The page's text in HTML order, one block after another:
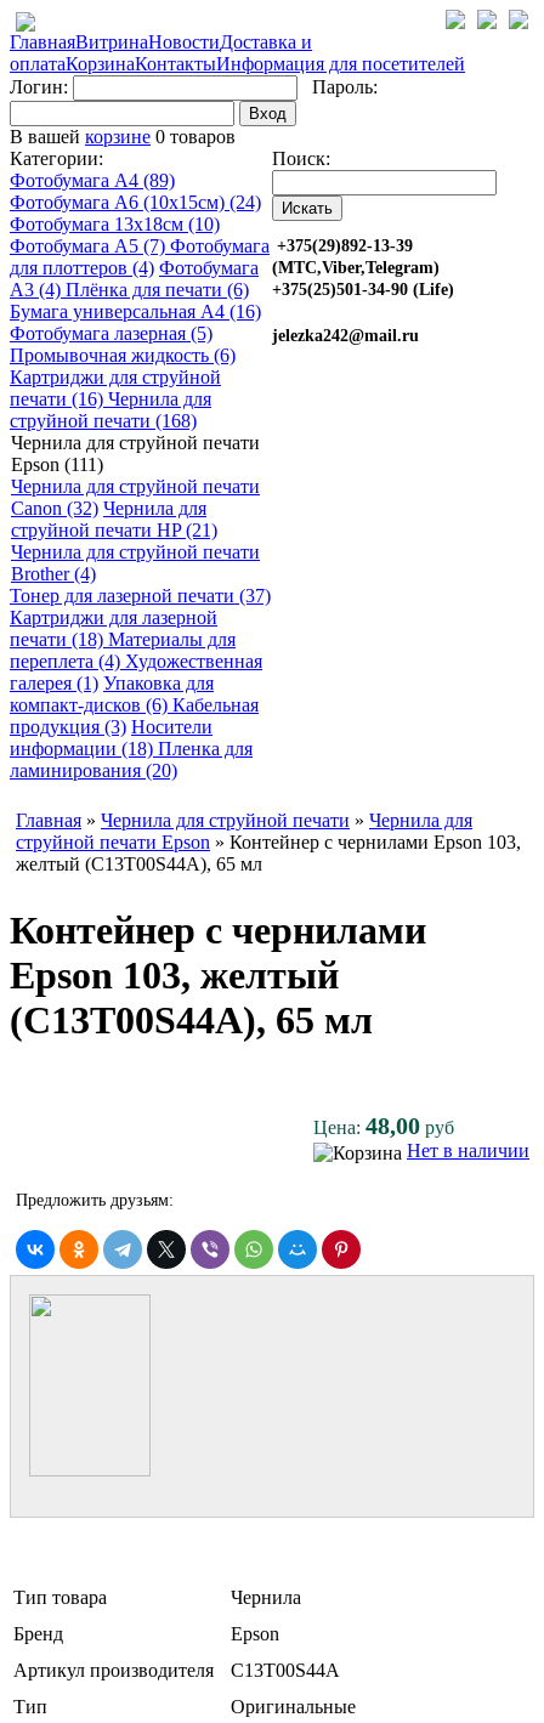
ГлавнаяВитринаНовостиДоставка и
оплатаКорзинаКонтактыИнформация для посетителей
Логин:
Пароль:
Вход
В вашей корзине 0 товаров
Категории:
Фотобумага A4 (89)
Фотобумага A6 (10х15см) (24)
Фотобумага 13х18см (10)
Фотобумага A5 (7) Фотобумага
для плоттеров (4) Фотобумага
A3 (4) Плёнка для печати (6)
Бумага универсальная A4 (16)
Фотобумага лазерная (5)
Промывочная жидкость (6)
Картриджи для струйной
печати (16) Чернила для
струйной печати (168)
Чернила для струйной печати
Epson (111)
Чернила для струйной печати
Canon (32) Чернила для
струйной печати HP (21)
Чернила для струйной печати
Brother (4)
Тонер для лазерной печати (37)
Картриджи для лазерной
печати (18) Материалы для
переплета (4) Художественная
галерея (1) Упаковка для
компакт-дисков (6) Кабельная
продукция (3) Носители
информации (18) Пленка для
ламинирования (20)
Поиск:
+375(29)892-13-39
(МТС,Viber,Telegram)
+375(25)501-34-90 (Life)
jelezka242@mail.ru
Главная » Чернила для струйной печати » Чернила для
струйной печати Epson » Контейнер с чернилами Epson 103,
желтый (С13Т00S44А), 65 мл
Контейнер с чернилами
Epson 103, желтый
(С13Т00S44А), 65 мл
Цена: 48,00 руб
Нет в наличии
Предложить друзьям:
Тип товара
Чернила
Бренд
Epson
Артикул производителя
C13T00S44A
Тип
Оригинальные